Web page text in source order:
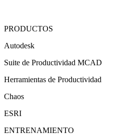
PRODUCTOS
Autodesk
Suite de Productividad MCAD
Herramientas de Productividad
Chaos
ESRI
ENTRENAMIENTO